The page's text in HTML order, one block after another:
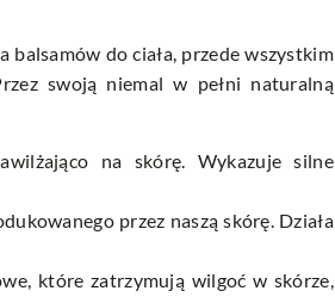
do ciała, przede wszystkim
swoją niemal w pełni naturalną
na skórę. Wykazuje silne
przez naszą skórę. Działa
które zatrzymują wilgoć w skórze,